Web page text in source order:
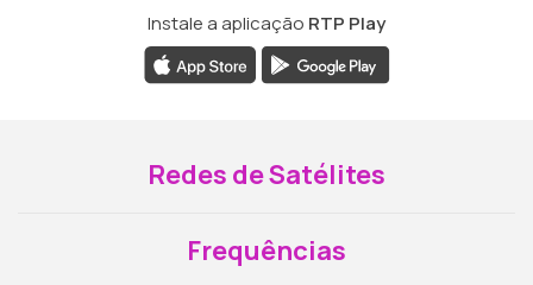
Instale a aplicação RTP Play
Redes de Satélites
Frequências